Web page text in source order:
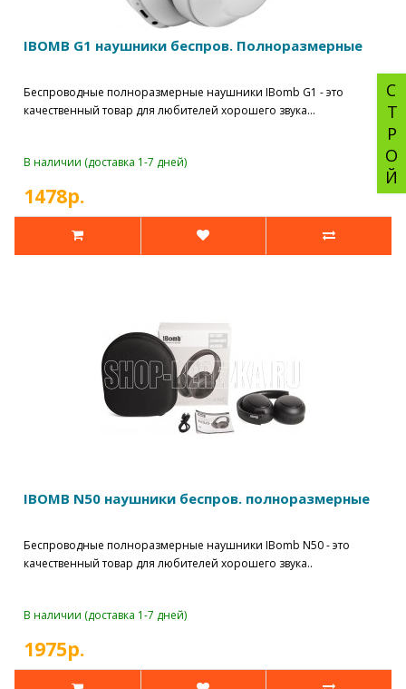
СТРОЙ
IBOMB G1 наушники беспров. Полноразмерные
Беспроводные полноразмерные наушники IBomb G1 - это
качественный товар для любителей хорошего звука...
В наличии (доставка 1-7 дней)
1478р.
IBOMB N50 наушники беспров. полноразмерные
Беспроводные полноразмерные наушники IBomb N50 - это
качественный товар для любителей хорошего звука..
В наличии (доставка 1-7 дней)
1975р.